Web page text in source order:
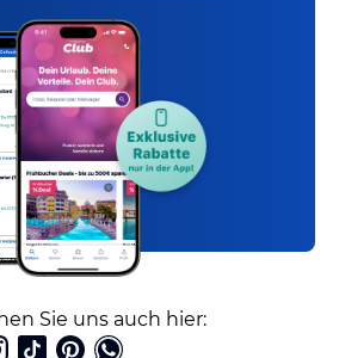
Sie uns auch hier: